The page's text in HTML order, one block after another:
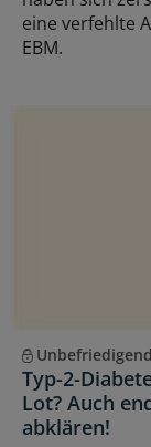
eine verfehlte
EBM.
Typ-2-
Lot? Auch
abklären!